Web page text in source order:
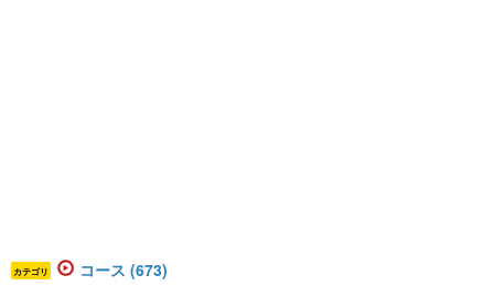
カテゴリ コース (673)